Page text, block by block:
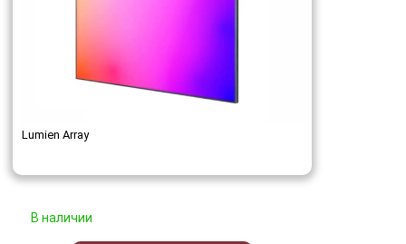
Lumien Array
В наличии